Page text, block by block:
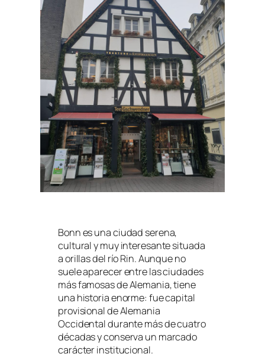
Bonn es una ciudad serena,
cultural y muy interesante situada
a orillas del río Rin. Aunque no
suele aparecer entre las ciudades
más famosas de Alemania, tiene
una historia enorme: fue capital
provisional de Alemania
Occidental durante más de cuatro
décadas y conserva un marcado
carácter institucional.